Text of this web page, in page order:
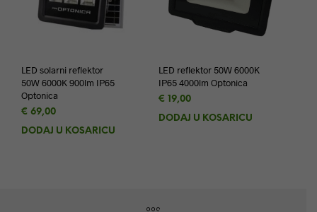
LED solarni reflektor
50W 6000K 900lm IP65
Optonica
€ 69,00
DODAJ U KOŠARICU
LED reflektor 50W 6000K
IP65 4000lm Optonica
€ 19,00
DODAJ U KOŠARICU